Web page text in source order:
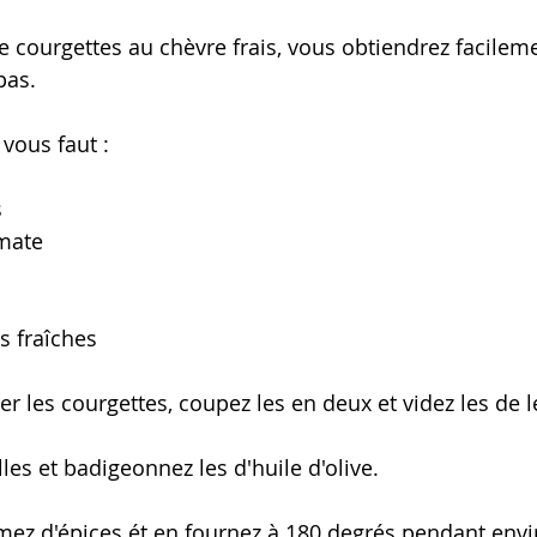
courgettes au chèvre frais, vous obtiendrez
faut :
fraîches
les courgettes, coupez les en deux et videz les de
et badigeonnez les d'huile d'olive.